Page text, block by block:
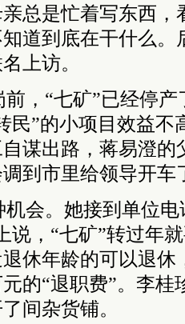
总是忙着写东西，
道到底在干什么。
上访。
，“七矿”已经停
民”的小项目效益不
谋出路，蒋易澄的
到市里给领导开车
会。她接到单位
说，“七矿”转过年
休年龄的可以退休
的“退职费”。李桂
间杂货铺。